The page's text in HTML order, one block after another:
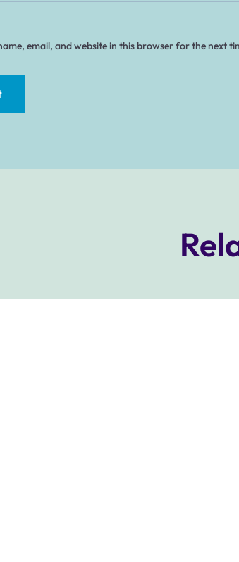
email, and website in this browser for the next